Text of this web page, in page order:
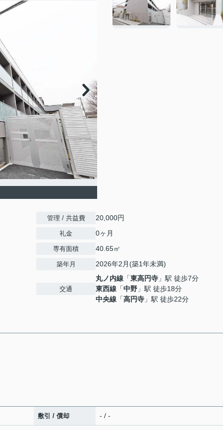
管理 / 共益費 20,000円
礼金 0ヶ月
専有面積 40.65㎡
築年月 2026年2月(築1年未満)
交通
丸ノ内線 「東高円寺 」駅 徒歩7分
東西線 「中野 」駅 徒歩18分
中央線 「高円寺 」駅 徒歩22分
敷引 / 償却 - / -